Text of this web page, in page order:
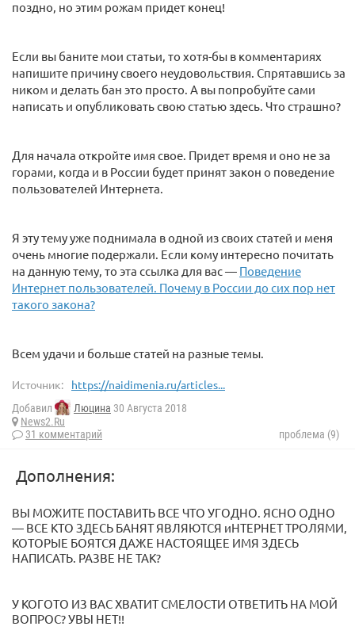
поздно, но этим рожам придет конец!
Если вы баните мои статьи, то хотя-бы в комментариях
напишите причину своего неудовольствия. Спрятавшись за
ником и делать бан это просто. А вы попробуйте сами
написать и опубликовать свою статью здесь. Что страшно?
Для начала откройте имя свое. Придет время и оно не за
горами, когда и в России будет принят закон о поведение
пользователей Интернета.
Я эту тему уже поднимала в одной из своих статей и меня
очень многие подержали. Если кому интересно почитать
на данную тему, то эта ссылка для вас — Поведение
Интернет пользователей. Почему в России до сих пор нет
такого закона?
Всем удачи и больше статей на разные темы.
Источник: https://naidimenia.ru/articles...
Добавил Люцина 30 Августа 2018
News2.Ru
31 комментарий
проблема (9)
Дополнения:
ВЫ МОЖИТЕ ПОСТАВИТЬ ВСЕ ЧТО УГОДНО. ЯСНО ОДНО
— ВСЕ КТО ЗДЕСЬ БАНЯТ ЯВЛЯЮТСЯ иНТЕРНЕТ ТРОЛЯМИ,
КОТОРЫЕ БОЯТСЯ ДАЖЕ НАСТОЯЩЕЕ ИМЯ ЗДЕСЬ
НАПИСАТЬ. РАЗВЕ НЕ ТАК?
У КОГОТО ИЗ ВАС ХВАТИТ СМЕЛОСТИ ОТВЕТИТЬ НА МОЙ
ВОПРОС? УВЫ НЕТ!!